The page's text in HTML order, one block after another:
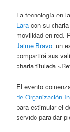
La tecnología en
Lara con su
movilidad en red.
Jaime Bravo, un
compartirá sus
charla titulada
El evento
de Organización
para estimular el
servido para dar